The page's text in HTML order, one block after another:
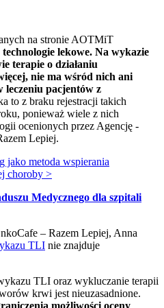
na stronie AOTMiT
technologie lekowe. Na wykazie
terapie o działaniu
nie ma wśród nich ani
leczeniu pacjentów z
to z braku rejestracji takich
ponieważ wiele z nich
ocenionych przez Agencję -
Lepiej.
jako metoda wspierania
choroby >
Medycznego dla szpitali
– Razem Lepiej, Anna
TLI nie znajduje
TLI oraz wykluczanie terapii
krwi jest nieuzasadnione.